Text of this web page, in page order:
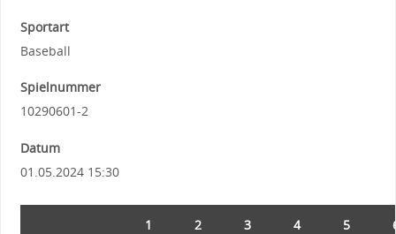
Sportart
Baseball
Spielnummer
10290601-2
Datum
01.05.2024 15:30
1 2 3 4 5